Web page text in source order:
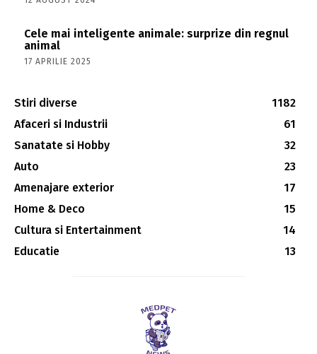
Cele mai inteligente animale: surprize din regnul
animal
17 APRILIE 2025
Stiri diverse
1182
Afaceri si Industrii
61
Sanatate si Hobby
32
Auto
23
Amenajare exterior
17
Home & Deco
15
Cultura si Entertainment
14
Educatie
13